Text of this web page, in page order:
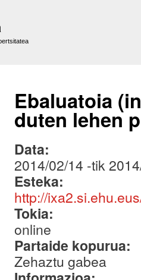
Ebaluatoia
duten lehen
Data:
2014/02/14 -tik
Esteka:
http://
Tokia:
online
Partaide kopurua:
Zehaztu gabea